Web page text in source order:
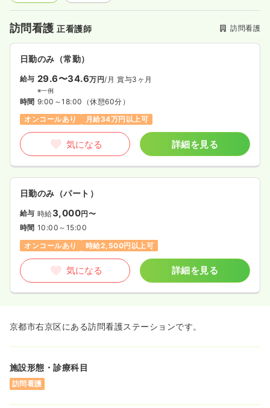
訪問看護正看護師 訪問看護
日勤のみ（常勤）
給与 29.6〜34.6万円/月 賞与3ヶ月
※一例
時間 9:00～18:00 （休憩60分）
オンコールあり
月給34万円以上可
気になる 詳細を見る
日勤のみ（パート）
給与 時給3,000円〜
時間 10:00～15:00
オンコールあり
時給2,500円以上可
気になる 詳細を見る
京都市右京区にある訪問看護ステーションです。
施設形態・診療科目
訪問看護